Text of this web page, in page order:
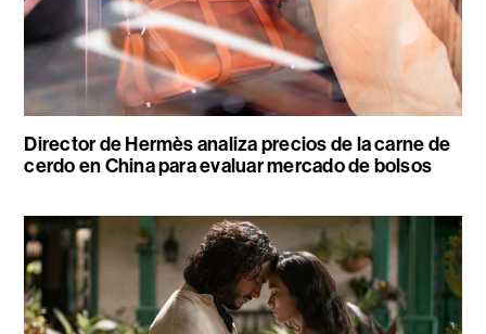
Director de Hermès analiza precios de la carne de
cerdo en China para evaluar mercado de bolsos